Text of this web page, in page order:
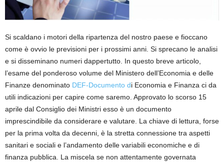
Si scaldano i motori della ripartenza del nostro paese e fioccano
come è ovvio le previsioni per i prossimi anni. Si sprecano le analisi
e si disseminano numeri dappertutto. In questo breve articolo,
l’esame del ponderoso volume del Ministero dell’Economia e delle
Finanze denominato DEF-Documento di Economia e Finanza ci da
utili indicazioni per capire come saremo. Approvato lo scorso 15
aprile dal Consiglio dei Ministri esso è un documento
imprescindibile da considerare e valutare. La chiave di lettura, forse
per la prima volta da decenni, è la stretta connessione tra aspetti
sanitari e sociali e l’andamento delle variabili economiche e di
finanza pubblica. La miscela se non attentamente governata